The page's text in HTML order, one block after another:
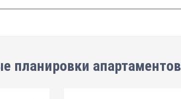
планировки апартаментов